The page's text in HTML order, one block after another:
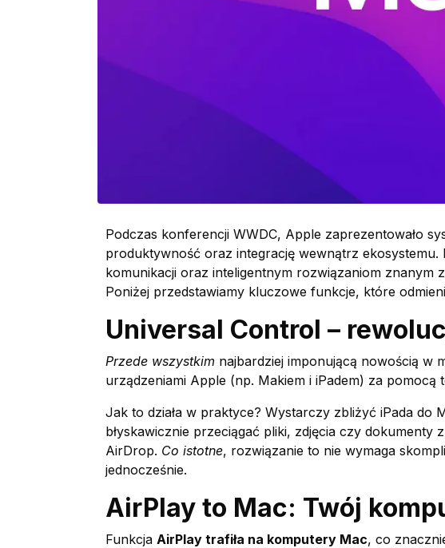
Podczas konferencji WWDC, Apple zaprezentowało
produktywność oraz integrację wewnątrz
komunikacji oraz inteligentnym rozwiązaniom znanym
Poniżej przedstawiamy kluczowe funkcje, które
Universal Control –
Przede wszystkim najbardziej imponującą nowością w
urządzeniami Apple (np. Makiem i iPadem) za pomocą
Jak to działa w praktyce? Wystarczy zbliżyć iPada do
błyskawicznie przeciągać pliki, zdjęcia czy
AirDrop. Co istotne, rozwiązanie to nie wymaga
jednocześnie.
AirPlay to Mac: Twój
Funkcja AirPlay trafiła na komputery Mac, co